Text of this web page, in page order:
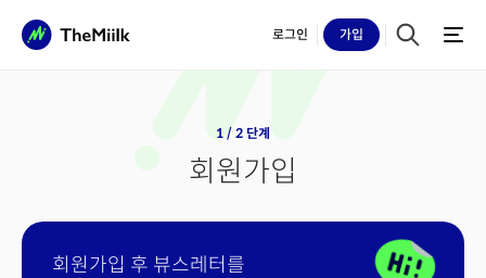
로그인 가입
1 / 2 단계
회원가입
회원가입 후 뷰스레터를